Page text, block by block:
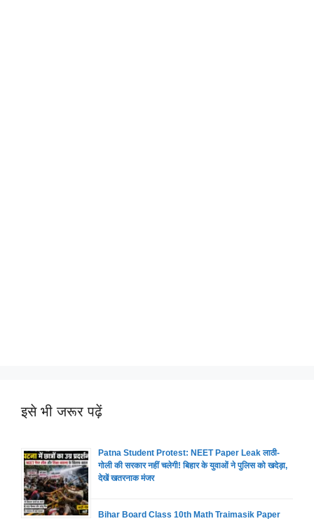
इसे भी जरूर पढ़ें
Patna Student Protest: NEET Paper Leak लाठी-
गोली की सरकार नहीं चलेगी! बिहार के युवाओं ने पुलिस को खदेड़ा,
देखें खतरनाक मंजर
Bihar Board Class 10th Math Traimasik Paper